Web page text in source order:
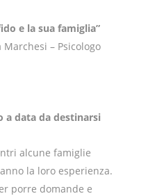
e la sua famiglia”
– Psicologo
a data da destinarsi
alcune famiglie
la loro esperienza.
porre domande e